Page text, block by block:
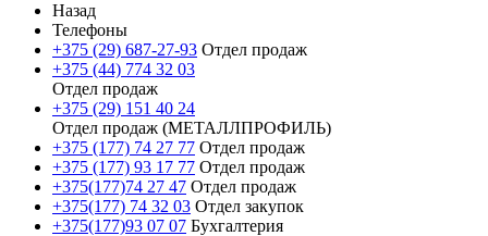
Назад
Телефоны
+375 (29) 687-27-93 Отдел продаж
+375 (44) 774 32 03
Отдел продаж
+375 (29) 151 40 24
Отдел продаж (МЕТАЛЛПРОФИЛЬ)
+375 (177) 74 27 77 Отдел продаж
+375 (177) 93 17 77 Отдел продаж
+375(177)74 27 47 Отдел продаж
+375(177) 74 32 03 Отдел закупок
+375(177)93 07 07 Бухгалтерия